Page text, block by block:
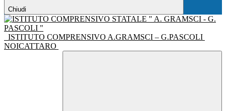
Chiudi
ISTITUTO COMPRENSIVO A.GRAMSCI – G.PASCOLI
NOICATTARO